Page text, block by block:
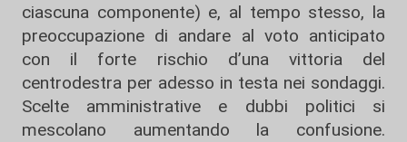
ciascuna componente) e, al tempo stesso, la
preoccupazione di andare al voto anticipato
con il forte rischio d’una vittoria del
centrodestra per adesso in testa nei sondaggi.
Scelte amministrative e dubbi politici si
mescolano aumentando la confusione.